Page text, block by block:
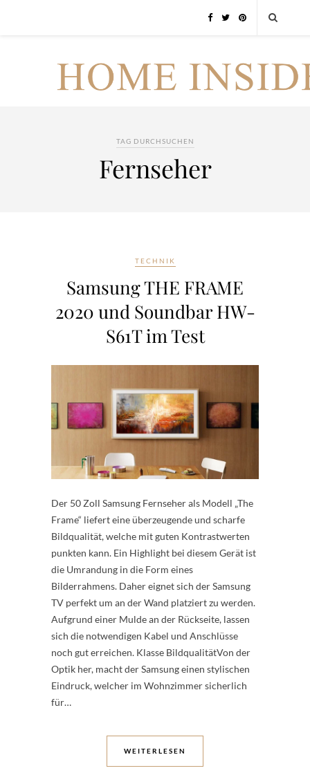
TAG DURCHSUCHEN
Fernseher
TECHNIK
Samsung THE FRAME
2020 und Soundbar HW-
S61T im Test
Der 50 Zoll Samsung Fernseher als Modell „The
Frame“ liefert eine überzeugende und scharfe
Bildqualität, welche mit guten Kontrastwerten
punkten kann. Ein Highlight bei diesem Gerät ist
die Umrandung in die Form eines
Bilderrahmens. Daher eignet sich der Samsung
TV perfekt um an der Wand platziert zu werden.
Aufgrund einer Mulde an der Rückseite, lassen
sich die notwendigen Kabel und Anschlüsse
noch gut erreichen. Klasse BildqualitätVon der
Optik her, macht der Samsung einen stylischen
Eindruck, welcher im Wohnzimmer sicherlich
für…
WEITERLESEN